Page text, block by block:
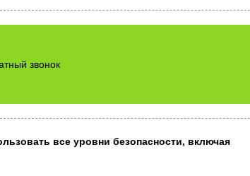
звонок
все уровни безопасности, включая